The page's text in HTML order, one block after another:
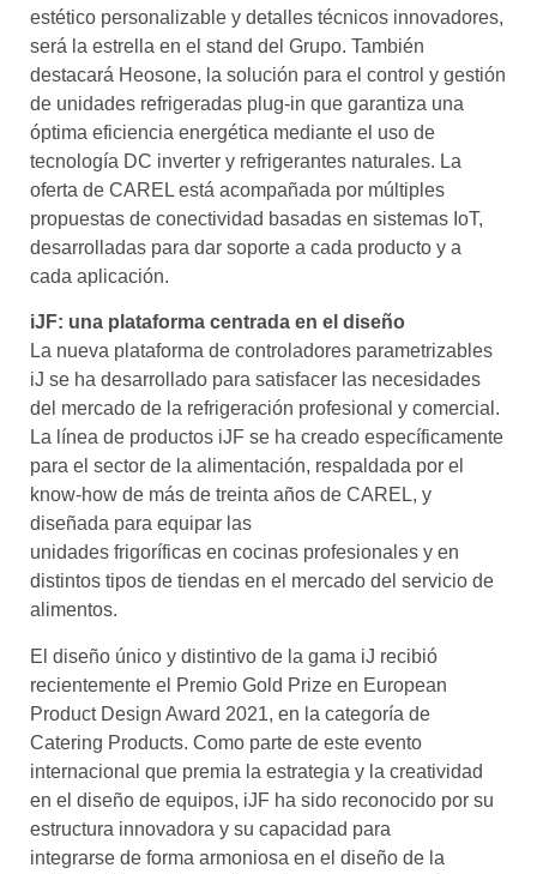
estético personalizable y detalles técnicos innovadores,
será la estrella en el stand del Grupo. También
destacará Heosone, la solución para el control y gestión
de unidades refrigeradas plug-in que garantiza una
óptima eficiencia energética mediante el uso de
tecnología DC inverter y refrigerantes naturales. La
oferta de CAREL está acompañada por múltiples
propuestas de conectividad basadas en sistemas IoT,
desarrolladas para dar soporte a cada producto y a
cada aplicación.
iJF: una plataforma centrada en el diseño
La nueva plataforma de controladores parametrizables
iJ se ha desarrollado para satisfacer las necesidades
del mercado de la refrigeración profesional y comercial.
La línea de productos iJF se ha creado específicamente
para el sector de la alimentación, respaldada por el
know-how de más de treinta años de CAREL, y
diseñada para equipar las
unidades frigoríficas en cocinas profesionales y en
distintos tipos de tiendas en el mercado del servicio de
alimentos.
El diseño único y distintivo de la gama iJ recibió
recientemente el Premio Gold Prize en European
Product Design Award 2021, en la categoría de
Catering Products. Como parte de este evento
internacional que premia la estrategia y la creatividad
en el diseño de equipos, iJF ha sido reconocido por su
estructura innovadora y su capacidad para
integrarse de forma armoniosa en el diseño de la